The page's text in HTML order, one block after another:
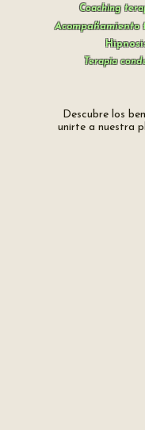
Coaching
Acompañamiento
Terapia
Descubre los
unirte a nuestra